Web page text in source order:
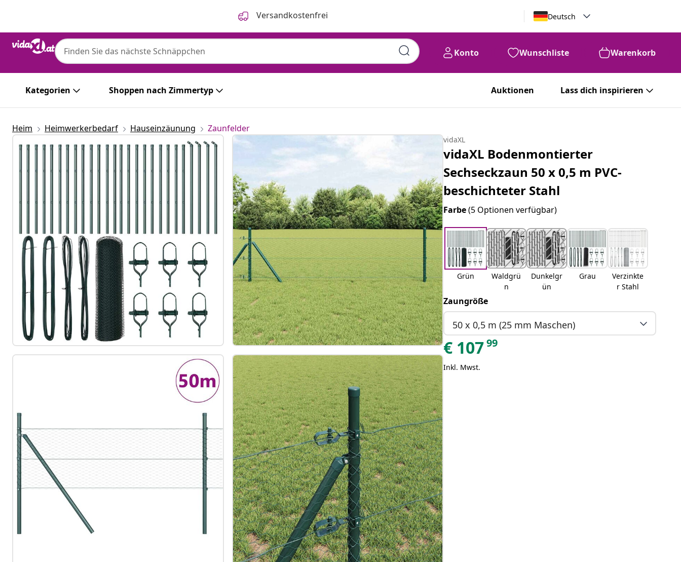
Versandkostenfrei Deutsch
Konto Wunschliste Warenkorb
Kategorien Shoppen nach Zimmertyp Auktionen Lass dich inspirieren
Heim Heimwerkerbedarf Hauseinzäunung Zaunfelder
vidaXL
vidaXL Bodenmontierter
Sechseckzaun 50 x 0,5 m PVC-
beschichteter Stahl
Farbe(5 Optionen verfügbar)
Grün
Waldgrü
n
Dunkelgr
ün
Grau
Verzinkte
r Stahl
Zaungröße
50 x 0,5 m (25 mm Maschen)
€ 10799
Inkl. Mwst.